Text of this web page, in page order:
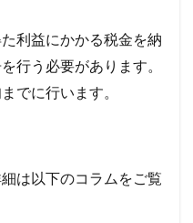
利益にかかる税金を納
行う必要があります。
でに行います。
は以下のコラムをご覧